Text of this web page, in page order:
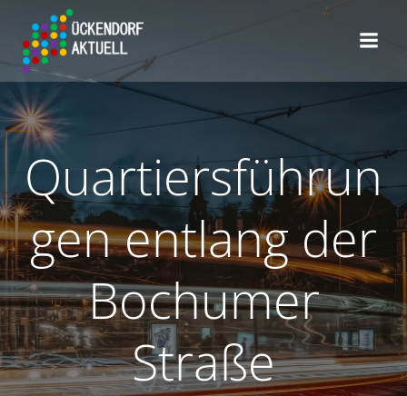
Quartiersführun
gen entlang der
Bochumer
Straße